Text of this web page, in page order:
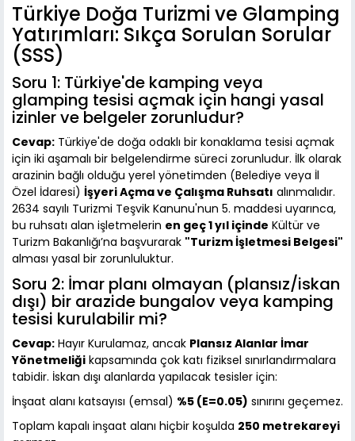
Türkiye Doğa Turizmi ve Glamping
Yatırımları: Sıkça Sorulan Sorular
(SSS)
Soru 1: Türkiye'de kamping veya
glamping tesisi açmak için hangi yasal
izinler ve belgeler zorunludur?
Cevap: Türkiye'de doğa odaklı bir konaklama tesisi açmak
için iki aşamalı bir belgelendirme süreci zorunludur. İlk olarak
arazinin bağlı olduğu yerel yönetimden (Belediye veya İl
Özel İdaresi) İşyeri Açma ve Çalışma Ruhsatı alınmalıdır.
2634 sayılı Turizmi Teşvik Kanunu'nun 5. maddesi uyarınca,
bu ruhsatı alan işletmelerin en geç 1 yıl içinde Kültür ve
Turizm Bakanlığı’na başvurarak "Turizm İşletmesi Belgesi"
alması yasal bir zorunluluktur.
Soru 2: İmar planı olmayan (plansız/iskan
dışı) bir arazide bungalov veya kamping
tesisi kurulabilir mi?
Cevap: Hayır Kurulamaz, ancak Plansız Alanlar İmar
Yönetmeliği kapsamında çok katı fiziksel sınırlandırmalara
tabidir. İskan dışı alanlarda yapılacak tesisler için:
İnşaat alanı katsayısı (emsal) %5 (E=0.05) sınırını geçemez.
Toplam kapalı inşaat alanı hiçbir koşulda 250 metrekareyi